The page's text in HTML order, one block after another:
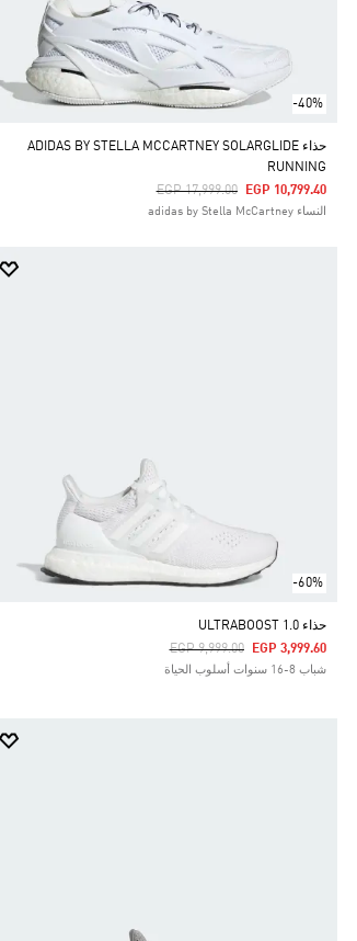
-40%
حذاء ADIDAS BY STELLA MCCARTNEY SOLARGLIDE
RUNNING
Price Reduced From
EGP 17,999.00ToEGP 10,799.40
النساء adidas by Stella McCartney
-60%
حذاء ULTRABOOST 1.0
Price Reduced From
EGP 9,999.00ToEGP 3,999.60
شباب 8-16 سنوات أسلوب الحياة